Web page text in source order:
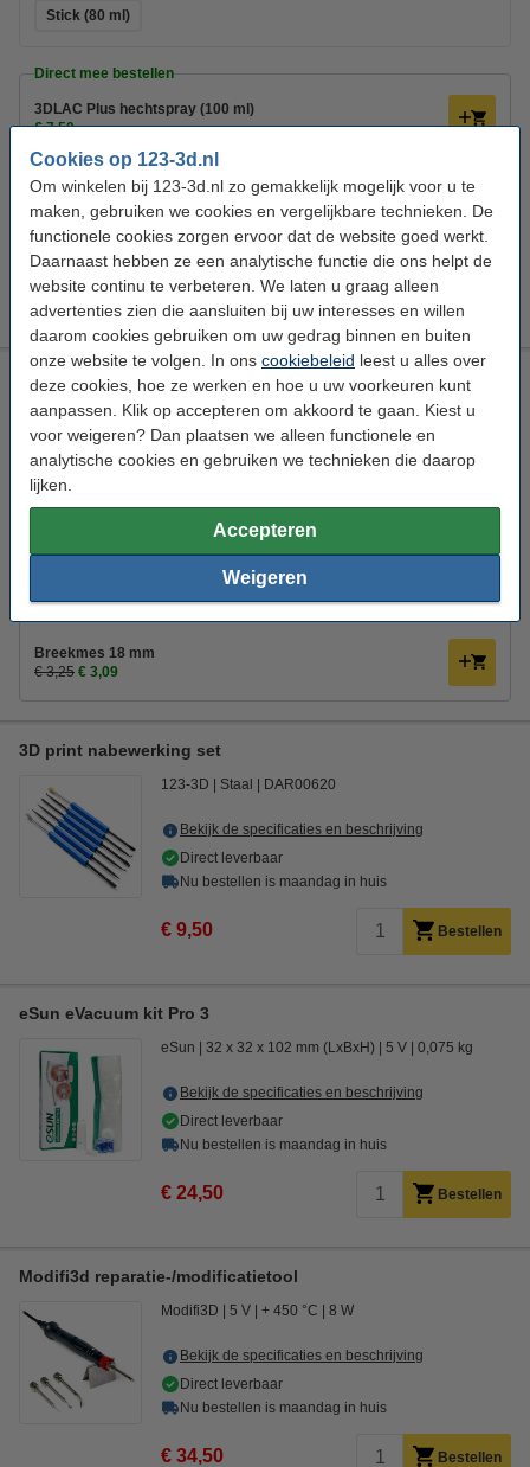
Cookies op 123-3d.nl
Om winkelen bij 123-3d.nl zo gemakkelijk mogelijk voor u te
maken, gebruiken we cookies en vergelijkbare technieken. De
functionele cookies zorgen ervoor dat de website goed werkt.
Daarnaast hebben ze een analytische functie die ons helpt de
website continu te verbeteren. We laten u graag alleen
advertenties zien die aansluiten bij uw interesses en willen
daarom cookies gebruiken om uw gedrag binnen en buiten
onze website te volgen. In ons cookiebeleid leest u alles over
deze cookies, hoe ze werken en hoe u uw voorkeuren kunt
aanpassen. Klik op accepteren om akkoord te gaan. Kiest u
voor weigeren? Dan plaatsen we alleen functionele en
analytische cookies en gebruiken we technieken die daarop
lijken.
Accepteren
Weigeren
Stick (80 ml)
Direct mee bestellen
3DLAC Plus hechtspray (100 ml)
€ 7,50
Glasmes
€ 4,50
KWB Plamuurmes 60 mm
€ 4,25
3DLAC stick (80 ml)
Tesa schilderstape afdekplakband 50 mm x 50 m
Tesa 50 m 50 mm DVB00007
Bekijk de specificaties en beschrijving
Nu bestellen is maandag in huis
€ 4,95 Bestellen
Direct mee bestellen
Breekmes 18 mm
€ 3,25 € 3,09
3D print nabewerking set
123-3D Staal DAR00620
Bekijk de specificaties en beschrijving
Direct leverbaar
Nu bestellen is maandag in huis
€ 9,50 Bestellen
eSun eVacuum kit Pro 3
eSun 32 x 32 x 102 mm (LxBxH) 5 V 0,075 kg
Bekijk de specificaties en beschrijving
Direct leverbaar
Nu bestellen is maandag in huis
€ 24,50 Bestellen
Modifi3d reparatie-/modificatietool
Modifi3D 5 V + 450 °C 8 W
Bekijk de specificaties en beschrijving
Direct leverbaar
Nu bestellen is maandag in huis
€ 34,50 Bestellen